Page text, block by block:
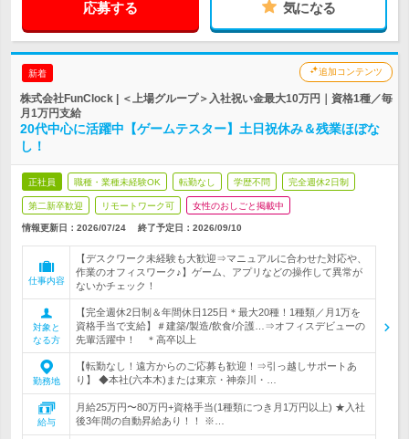
応募する 気になる
新着 追加コンテンツ
株式会社FunClock | ＜上場グループ＞入社祝い金最大10万円｜資格1種／毎
月1万円支給
20代中心に活躍中【ゲームテスター】土日祝休み＆残業ほぼな
し！
正社員 職種・業種未経験OK 転勤なし 学歴不問 完全週休2日制
第二新卒歓迎 リモートワーク可 女性のおしごと掲載中
情報更新日：2026/07/24 終了予定日：2026/09/10
仕事内容
【デスクワーク未経験も大歓迎⇒マニュアルに合わせた対応や、
作業のオフィスワーク♪】ゲーム、アプリなどの操作して異常が
ないかチェック！
対象と
なる方
【完全週休2日制＆年間休日125日＊最大20種！1種類／月1万を
資格手当で支給】＃建築/製造/飲食/介護…⇒オフィスデビューの
先輩活躍中！ ＊高卒以上
勤務地
【転勤なし！遠方からのご応募も歓迎！⇒引っ越しサポートあ
り】 ◆本社(六本木)または東京・神奈川・…
給与
月給25万円〜80万円+資格手当(1種類につき月1万円以上) ★入社
後3年間の自動昇給あり！！ ※…